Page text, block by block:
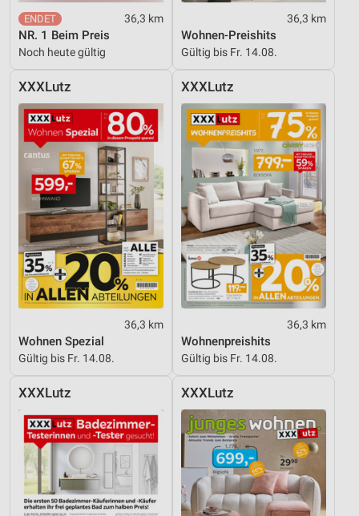
36,3 km
NR. 1 Beim Preis
Noch heute gültig
36,3 km
Wohnen-Preishits
Gültig bis Fr. 14.08.
XXXLutz
36,3 km
Wohnen Spezial
Gültig bis Fr. 14.08.
XXXLutz
36,3 km
Wohnenpreishits
Gültig bis Fr. 14.08.
XXXLutz XXXLutz